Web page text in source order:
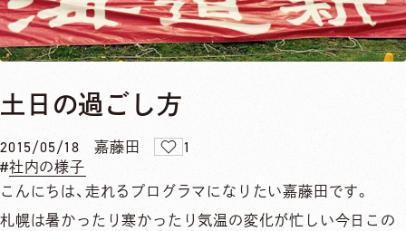
土日の過ごし方
2015/05/18 嘉藤田
1
社内の様子
こんにちは、走れるプログラマになりたい嘉藤田です。
札幌は暑かったり寒かったり気温の変化が忙しい今日この